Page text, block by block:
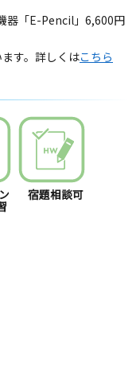
器「E-Pencil」6,600円
す。詳しくはこちら
宿題相談可